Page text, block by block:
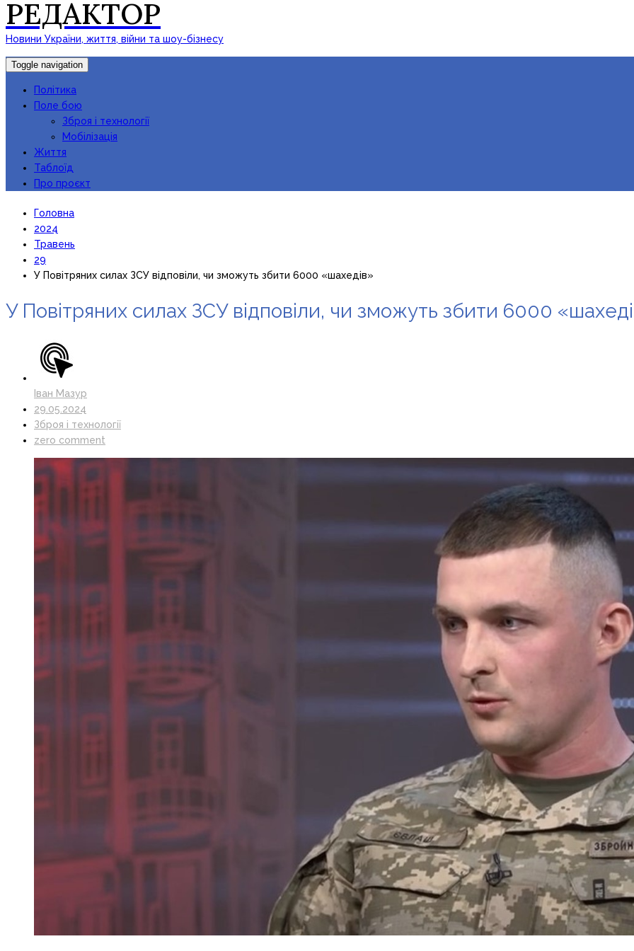
РЕДАКТОР
Новини України, життя, війни та шоу-бізнесу
Toggle navigation
Політика
Поле бою
Зброя і технології
Мобілізація
Життя
Таблоїд
Про проєкт
Головна
2024
Травень
29
У Повітряних силах ЗСУ відповіли, чи зможуть збити 6000 «шахедів»
У Повітряних силах ЗСУ відповіли, чи зможуть збити 6000
Іван Мазур
29.05.2024
Зброя і технології
zero comment